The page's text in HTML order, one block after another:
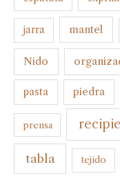
jarra mantel
Nido
pasta piedra
prensa
tabla tejido